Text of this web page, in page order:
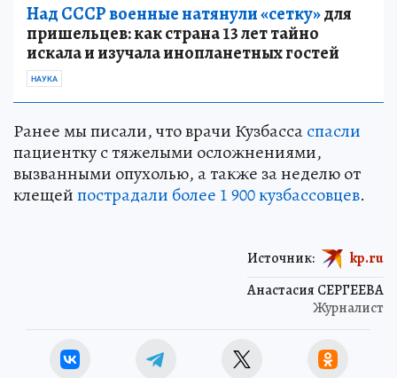
Над СССР военные натянули «сетку»для
пришельцев: как страна 13 лет тайно
искала и изучала инопланетных гостей
НАУКА
Ранее мы писали, что врачи Кузбассаспасли
пациентку с тяжелыми осложнениями,
вызванными опухолью, а также за неделю от
клещейпострадали более 1 900 кузбассовцев.
Анастасия СЕРГЕЕВА
Журналист
Источник: kp.ru